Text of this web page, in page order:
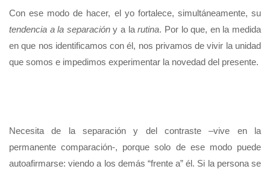
Con ese modo de hacer, el yo fortalece, simultáneamente, su
tendencia a la separacióny a larutina. Por lo que, en la medida
en que nos identificamos con él, nos privamos de vivir la unidad
que somos e impedimos experimentar la novedad del presente.
Necesita de la separación y del contraste –vive en la
permanente comparación-, porque solo de ese modo puede
autoafirmarse: viendo a los demás “frente a” él. Si la persona se